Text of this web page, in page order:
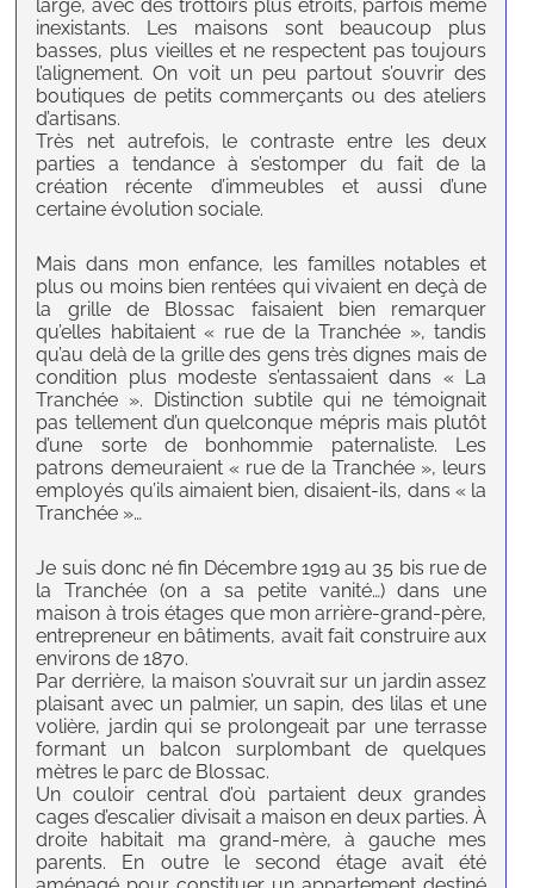
large, avec des trottoirs plus étroits, parfois même
inexistants. Les maisons sont beaucoup plus
basses, plus vieilles et ne respectent pas toujours
l’alignement. On voit un peu partout s’ouvrir des
boutiques de petits commerçants ou des ateliers
d’artisans.
Très net autrefois, le contraste entre les deux
parties a tendance à s’estomper du fait de la
création récente d’immeubles et aussi d’une
certaine évolution sociale.
Mais dans mon enfance, les familles notables et
plus ou moins bien rentées qui vivaient en deçà de
la grille de Blossac faisaient bien remarquer
qu’elles habitaient « rue de la Tranchée », tandis
qu’au delà de la grille des gens très dignes mais de
condition plus modeste s’entassaient dans « La
Tranchée ». Distinction subtile qui ne témoignait
pas tellement d’un quelconque mépris mais plutôt
d’une sorte de bonhommie paternaliste. Les
patrons demeuraient « rue de la Tranchée », leurs
employés qu’ils aimaient bien, disaient-ils, dans « la
Tranchée »…
Je suis donc né fin Décembre 1919 au 35 bis rue de
la Tranchée (on a sa petite vanité…) dans une
maison à trois étages que mon arrière-grand-père,
entrepreneur en bâtiments, avait fait construire aux
environs de 1870.
Par derrière, la maison s’ouvrait sur un jardin assez
plaisant avec un palmier, un sapin, des lilas et une
volière, jardin qui se prolongeait par une terrasse
formant un balcon surplombant de quelques
mètres le parc de Blossac.
Un couloir central d’où partaient deux grandes
cages d’escalier divisait a maison en deux parties. À
droite habitait ma grand-mère, à gauche mes
parents. En outre le second étage avait été